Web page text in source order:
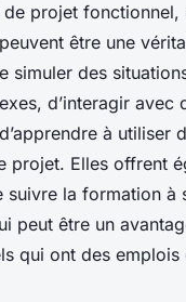
de projet fonctionnel,
être une
simuler des
d’interagir avec
à utiliser
projet. Elles offrent
suivre la formation à
peut être un
qui ont des emplois